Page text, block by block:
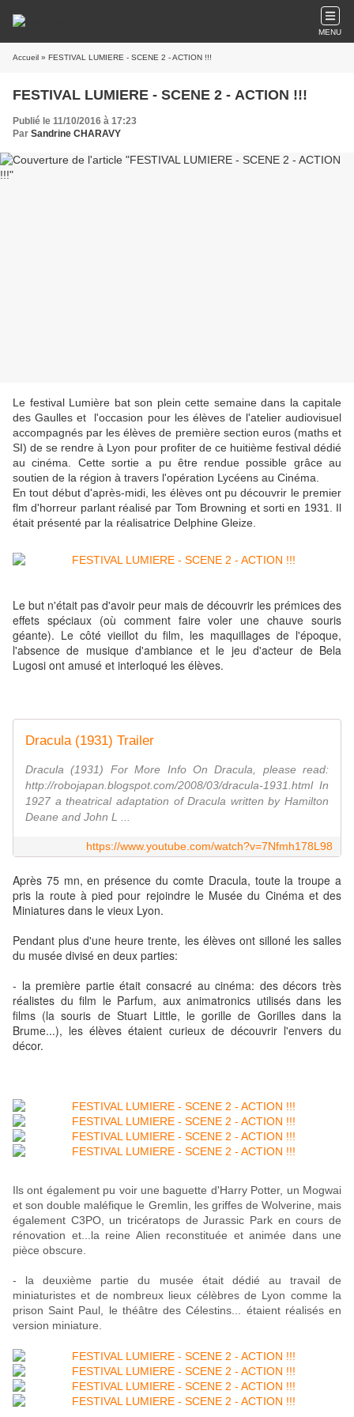
MENU
Accueil » FESTIVAL LUMIERE - SCENE 2 - ACTION !!!
FESTIVAL LUMIERE - SCENE 2 - ACTION !!!
Publié le 11/10/2016 à 17:23
Par Sandrine CHARAVY
Le festival Lumière bat son plein cette semaine dans la capitale
des Gaulles et l'occasion pour les élèves de l'atelier audiovisuel
accompagnés par les élèves de première section euros (maths et
SI) de se rendre à Lyon pour profiter de ce huitième festival dédié
au cinéma. Cette sortie a pu être rendue possible grâce au
soutien de la région à travers l'opération Lycéens au Cinéma.
En tout début d'après-midi, les élèves ont pu découvrir le premier
flm d'horreur parlant réalisé par Tom Browning et sorti en 1931. Il
était présenté par la réalisatrice Delphine Gleize.
Le but n'était pas d'avoir peur mais de découvrir les prémices des
effets spéciaux (où comment faire voler une chauve souris
géante). Le côté vieillot du film, les maquillages de l'époque,
l'absence de musique d'ambiance et le jeu d'acteur de Bela
Lugosi ont amusé et interloqué les élèves.
Dracula (1931) Trailer
Dracula (1931) For More Info On Dracula, please read:
http://robojapan.blogspot.com/2008/03/dracula-1931.html In
1927 a theatrical adaptation of Dracula written by Hamilton
Deane and John L ...
https://www.youtube.com/watch?v=7Nfmh178L98
Après 75 mn, en présence du comte Dracula, toute la troupe a
pris la route à pied pour rejoindre le Musée du Cinéma et des
Miniatures dans le vieux Lyon.
Pendant plus d'une heure trente, les élèves ont silloné les salles
du musée divisé en deux parties:
- la première partie était consacré au cinéma: des décors très
réalistes du film le Parfum, aux animatronics utilisés dans les
films (la souris de Stuart Little, le gorille de Gorilles dans la
Brume...), les élèves étaient curieux de découvrir l'envers du
décor.
Ils ont également pu voir une baguette d'Harry Potter, un Mogwai
et son double maléfique le Gremlin, les griffes de Wolverine, mais
également C3PO, un tricératops de Jurassic Park en cours de
rénovation et...la reine Alien reconstituée et animée dans une
pièce obscure.
- la deuxième partie du musée était dédié au travail de
miniaturistes et de nombreux lieux célèbres de Lyon comme la
prison Saint Paul, le théâtre des Célestins... étaient réalisés en
version miniature.